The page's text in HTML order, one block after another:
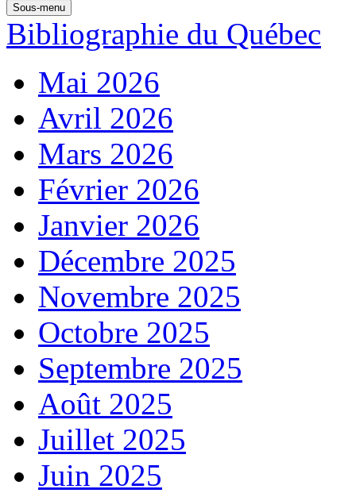
Sous-menu
Bibliographie du Québec
Mai 2026
Avril 2026
Mars 2026
Février 2026
Janvier 2026
Décembre 2025
Novembre 2025
Octobre 2025
Septembre 2025
Août 2025
Juillet 2025
Juin 2025